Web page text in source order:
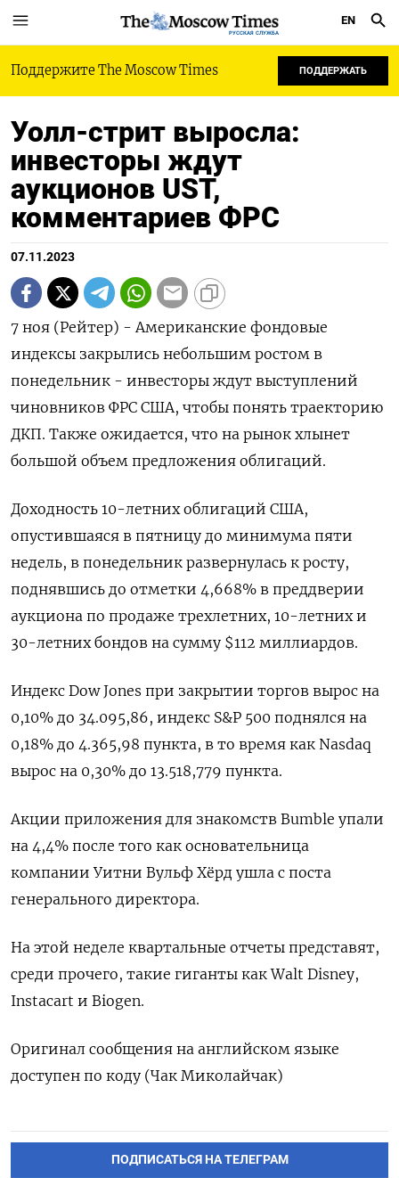
РУССКАЯ СЛУЖБА
EN
Поддержите The Moscow Times ПОДДЕРЖАТЬ
Уолл-стрит выросла:
инвесторы ждут
аукционов UST,
комментариев ФРС
07.11.2023
7 ноя (Рейтер) - Американские фондовые
индексы закрылись небольшим ростом в
понедельник - инвесторы ждут выступлений
чиновников ФРС США, чтобы понять траекторию
ДКП. Также ожидается, что на рынок хлынет
большой объем предложения облигаций.
Доходность 10-летних облигаций США,
опустившаяся в пятницу до минимума пяти
недель, в понедельник развернулась к росту,
поднявшись до отметки 4,668% в преддверии
аукциона по продаже трехлетних, 10-летних и
30-летних бондов на сумму $112 миллиардов.
Индекс Dow Jones при закрытии торгов вырос на
0,10% до 34.095,86, индекс S&P 500 поднялся на
0,18% до 4.365,98 пункта, в то время как ​Nasdaq
вырос на 0,30% до 13.518,779 пункта​.
Акции приложения для знакомств Bumble упали
на 4,4% после того как основательница
компании Уитни Вульф Хёрд ушла с поста
генерального директора.
На этой неделе квартальные отчеты представят,
среди прочего, такие гиганты как Walt Disney,
Instacart и Biogen.
Оригинал сообщения на английском языке
доступен по коду (Чак Миколайчак)
ПОДПИСАТЬСЯ НА ТЕЛЕГРАМ